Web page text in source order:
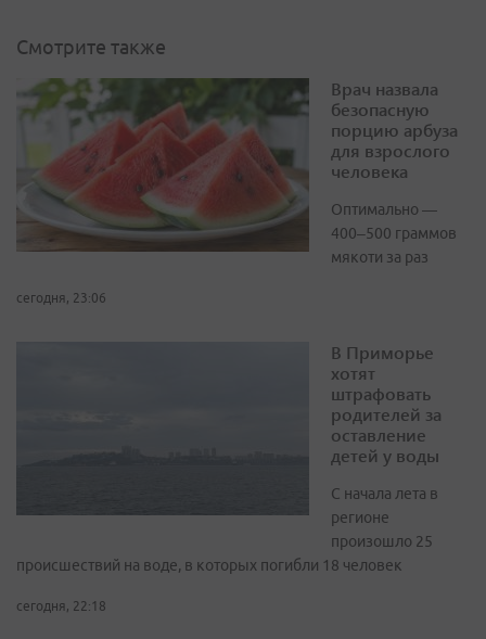
Смотрите также
Врач назвала
безопасную
порцию арбуза
для взрослого
человека
Оптимально —
400–500 граммов
мякоти за раз
сегодня, 23:06
В Приморье
хотят
штрафовать
родителей за
оставление
детей у воды
С начала лета в
регионе
произошло 25
происшествий на воде, в которых погибли 18 человек
сегодня, 22:18